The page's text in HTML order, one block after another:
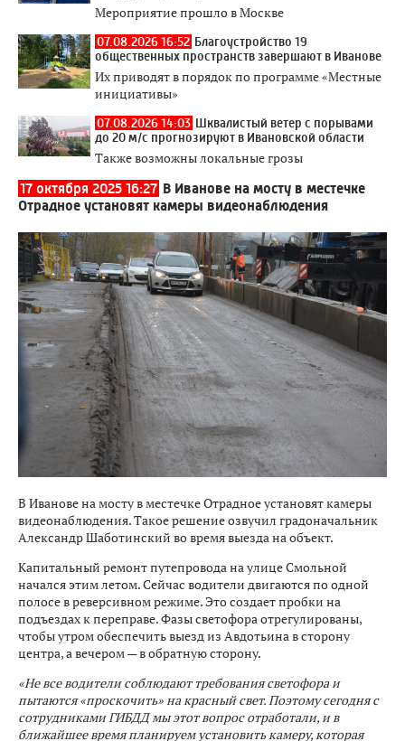
Мероприятие прошло в Москве
07.08.2026 16:52 Благоустройство 19
общественных пространств завершают в Иванове
Их приводят в порядок по программе «Местные
инициативы»
07.08.2026 14:03 Шквалистый ветер с порывами
до 20 м/с прогнозируют в Ивановской области
Также возможны локальные грозы
17 октября 2025 16:27 В Иванове на мосту в местечке
Отрадное установят камеры видеонаблюдения
В Иванове на мосту в местечке Отрадное установят камеры
видеонаблюдения. Такое решение озвучил градоначальник
Александр Шаботинский во время выезда на объект.
Капитальный ремонт путепровода на улице Смольной
начался этим летом. Сейчас водители двигаются по одной
полосе в реверсивном режиме. Это создает пробки на
подъездах к переправе. Фазы светофора отрегулированы,
чтобы утром обеспечить выезд из Авдотьина в сторону
центра, а вечером — в обратную сторону.
«Не все водители соблюдают требования светофора и
пытаются «проскочить» на красный свет. Поэтому сегодня с
сотрудниками ГИБДД мы этот вопрос отработали, и в
ближайшее время планируем установить камеру, которая